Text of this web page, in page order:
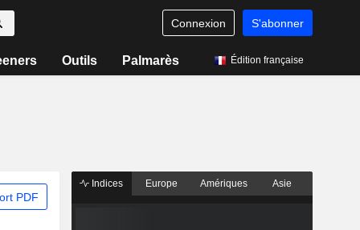
Connexion S'abonner
Outils Palmarès Édition française
PDF
Indices Europe Amériques Asie